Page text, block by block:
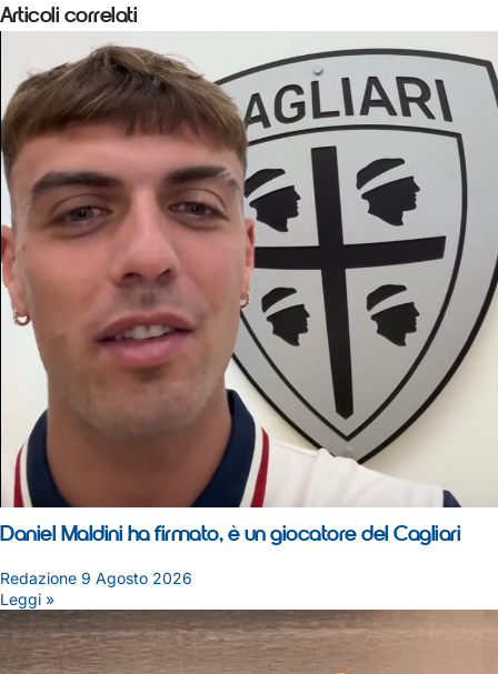
Articoli correlati
Daniel Maldini ha firmato, è un giocatore del Cagliari
Redazione 9 Agosto 2026
Leggi »